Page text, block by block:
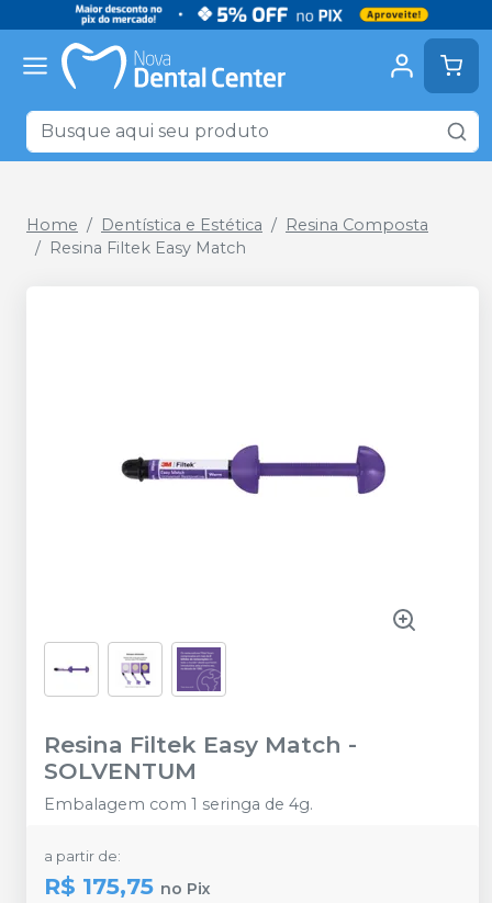
Home Dentística e Estética
Resina Composta
Resina Filtek Easy Match
Resina Filtek Easy Match -
SOLVENTUM
Embalagem com 1 seringa de 4g.
a partir de:
R$ 175,75 no Pix